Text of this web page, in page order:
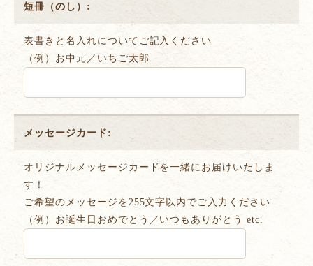
短冊（のし）:
表書きと名入れについてご記入ください
（例）お中元／いちご太郎
メッセージカード:
オリジナルメッセージカードを一緒にお届けいたしま
す！
ご希望のメッセージを255文字以内でご入力ください
（例）お誕生日おめでとう／いつもありがとう etc.